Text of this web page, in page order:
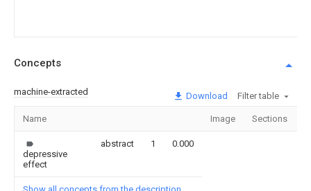
Concepts
machine-extracted Download Filter table
Name Image Sections
depressive
effect
abstract 1 0.000